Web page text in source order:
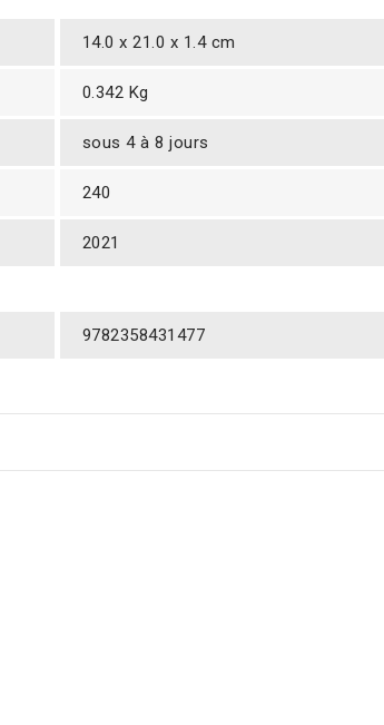
14.0 x 21.0 x 1.4 cm
0.342 Kg
sous 4 à 8 jours
240
2021
9782358431477